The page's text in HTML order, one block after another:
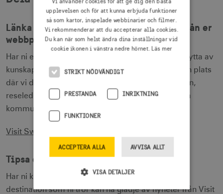
Länka till Visit Swedens Kunskapsbank från er
webbplats
Har ni en målgrupp på er webbplats som kan ha nytta av
kunskap från Visit Sweden? Kunskapsbanken är en plats
där vi delar med oss av kunskaper om målgruppen,
reseledet, insikter och idéer om hur ni kan utveckla
kommunikation för globala besökare.
Visit Swedens Kunskapsbank
Tipsa om Visit Swedens nyhetsbrev
Har ni kollegor eller företag i er region eller på er
destination som ni tror kan ha glädje av nyheter från Visit
upplevelsen och för att kunna erbjuda funktioner
så som kartor, inspelade webbinarier och filmer.
Vi rekommenderar att du accepterar alla cookies.
Du kan när som helst ändra dina inställningar vid
cookie ikonen i vänstra nedre hörnet. Läs mer
STRIKT NÖDVÄNDIGT
PRESTANDA INRIKTNING
FUNKTIONER
ACCEPTERA ALLA AVVISA ALLT
VISA DETALJER